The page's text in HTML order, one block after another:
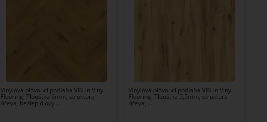
Vinylová plovoucí podlaha VIN in Vinyl
Flooring. Tloušťka 6mm, struktura
dřeva, bezlepidlový ...
Vinylová plovoucí podlaha VIN in Vinyl
Flooring. Tloušťka 5,5mm, struktura
dřeva, ...